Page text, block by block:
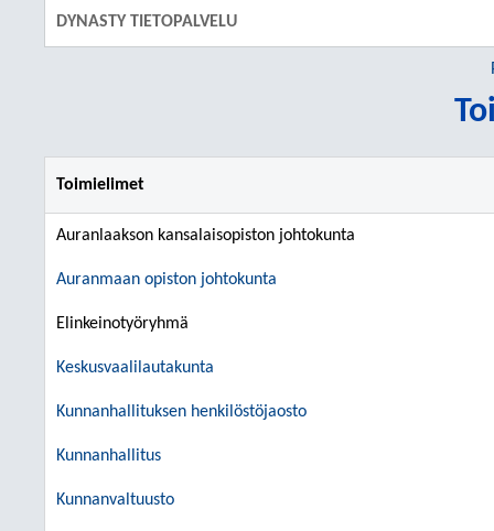
DYNASTY TIETOPALVELU
Toimielimet
Auranlaakson kansalaisopiston johtokunta
Auranmaan opiston johtokunta
Elinkeinotyöryhmä
Keskusvaalilautakunta
Kunnanhallituksen henkilöstöjaosto
Kunnanhallitus
Kunnanvaltuusto